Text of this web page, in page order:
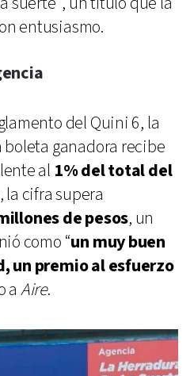
entusiasmo.
del Quini 6, la
ganadora recibe
al 1% del total del
la cifra supera
de pesos, un
como “un muy buen
un premio al esfuerzo
a Aire.